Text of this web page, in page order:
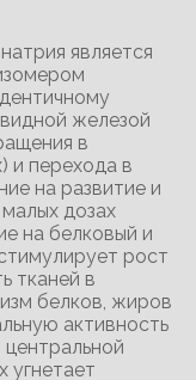
является
железой
в
и перехода в
на развитие и
дозах
на белковый и
рост
тканей в
белков, жиров
активность
угнетает